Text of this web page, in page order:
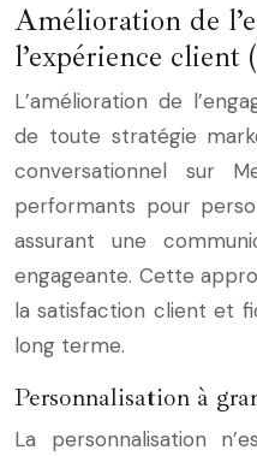
Amélioration de
l’expérience client
L’amélioration de
de toute stratégie
conversationnel sur
performants pour
assurant une
engageante. Cette
la satisfaction client et
long terme.
Personnalisation à
La personnalisation